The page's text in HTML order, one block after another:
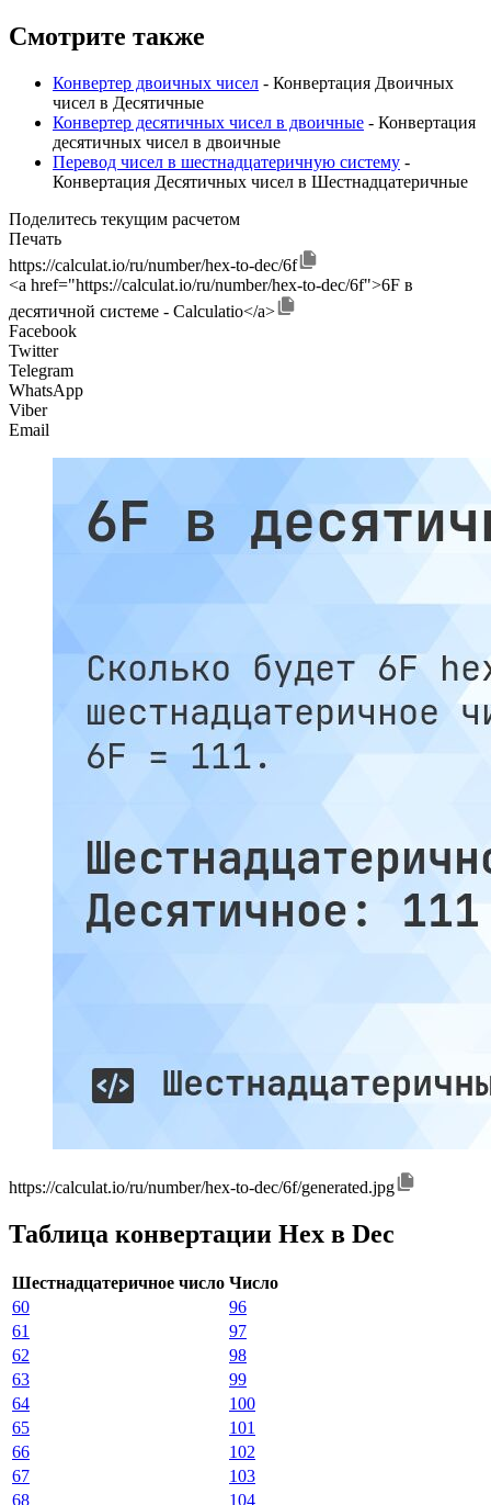
Смотрите также
Конвертер двоичных чисел - Конвертация Двоичных
чисел в Десятичные
Конвертер десятичных чисел в двоичные - Конвертация
десятичных чисел в двоичные
Перевод чисел в шестнадцатеричную систему -
Конвертация Десятичных чисел в Шестнадцатеричные
Поделитесь текущим расчетом
Печать
https://calculat.io/ru/number/hex-to-dec/6f
<a href="https://calculat.io/ru/number/hex-to-dec/6f">6F в
десятичной системе - Calculatio</a>
Facebook
Twitter
Telegram
WhatsApp
Viber
Email
https://calculat.io/ru/number/hex-to-dec/6f/generated.jpg
Таблица конвертации Hex в Dec
Шестнадцатеричное число Число
60
96
61
97
62
98
63
99
64
100
65
101
66
102
67
103
68
104